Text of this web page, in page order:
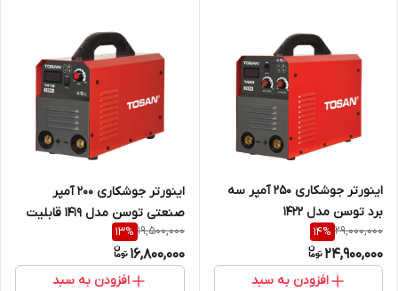
اینورتر جوشکاری 250 آمپر سه
برد توسن مدل 1422
29,000,000
14%
24,900,000
افزودن به سبد
اینورتر جوشکاری 200 آمپر
صنعتی توسن مدل 1419 قابلیت
ضد چسبندگی
19,500,000
13%
16,800,000
افزودن به سبد